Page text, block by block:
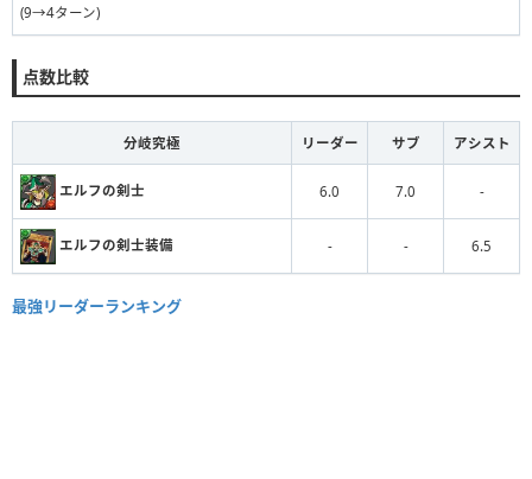
(9→4ターン)
点数比較
分岐究極 リーダー サブ アシスト
エルフの剣士 6.0 7.0 -
エルフの剣士装備 - - 6.5
最強リーダーランキング